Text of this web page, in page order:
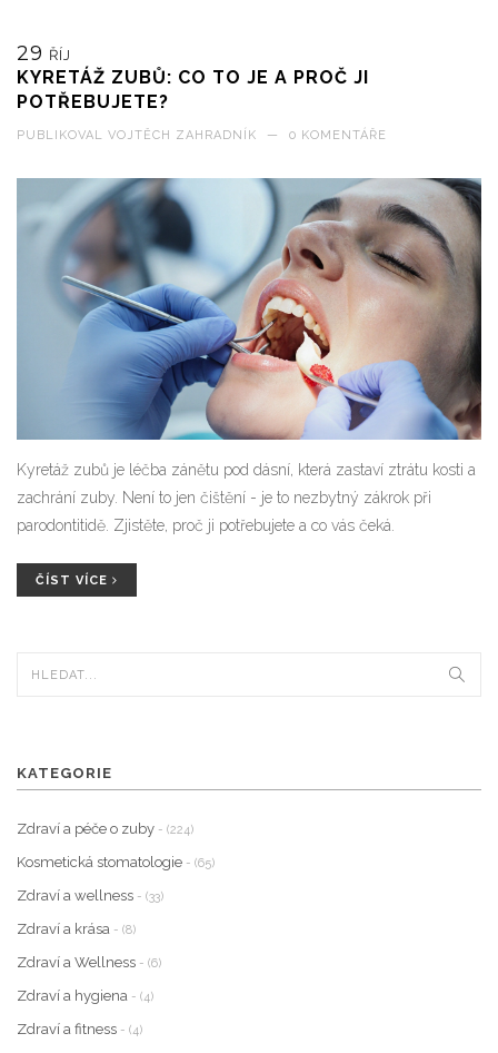
29 ŘÍJ
KYRETÁŽ ZUBŮ: CO TO JE A PROČ JI
POTŘEBUJETE?
PUBLIKOVAL VOJTĚCH ZAHRADNÍK — 0 KOMENTÁŘE
Kyretáž zubů je léčba zánětu pod dásní, která zastaví ztrátu kosti a
zachrání zuby. Není to jen čištění - je to nezbytný zákrok při
parodontitidě. Zjistěte, proč ji potřebujete a co vás čeká.
ČÍST VÍCE
KATEGORIE
Zdraví a péče o zuby - (224)
Kosmetická stomatologie - (65)
Zdraví a wellness - (33)
Zdraví a krása - (8)
Zdraví a Wellness - (6)
Zdraví a hygiena - (4)
Zdraví a fitness - (4)